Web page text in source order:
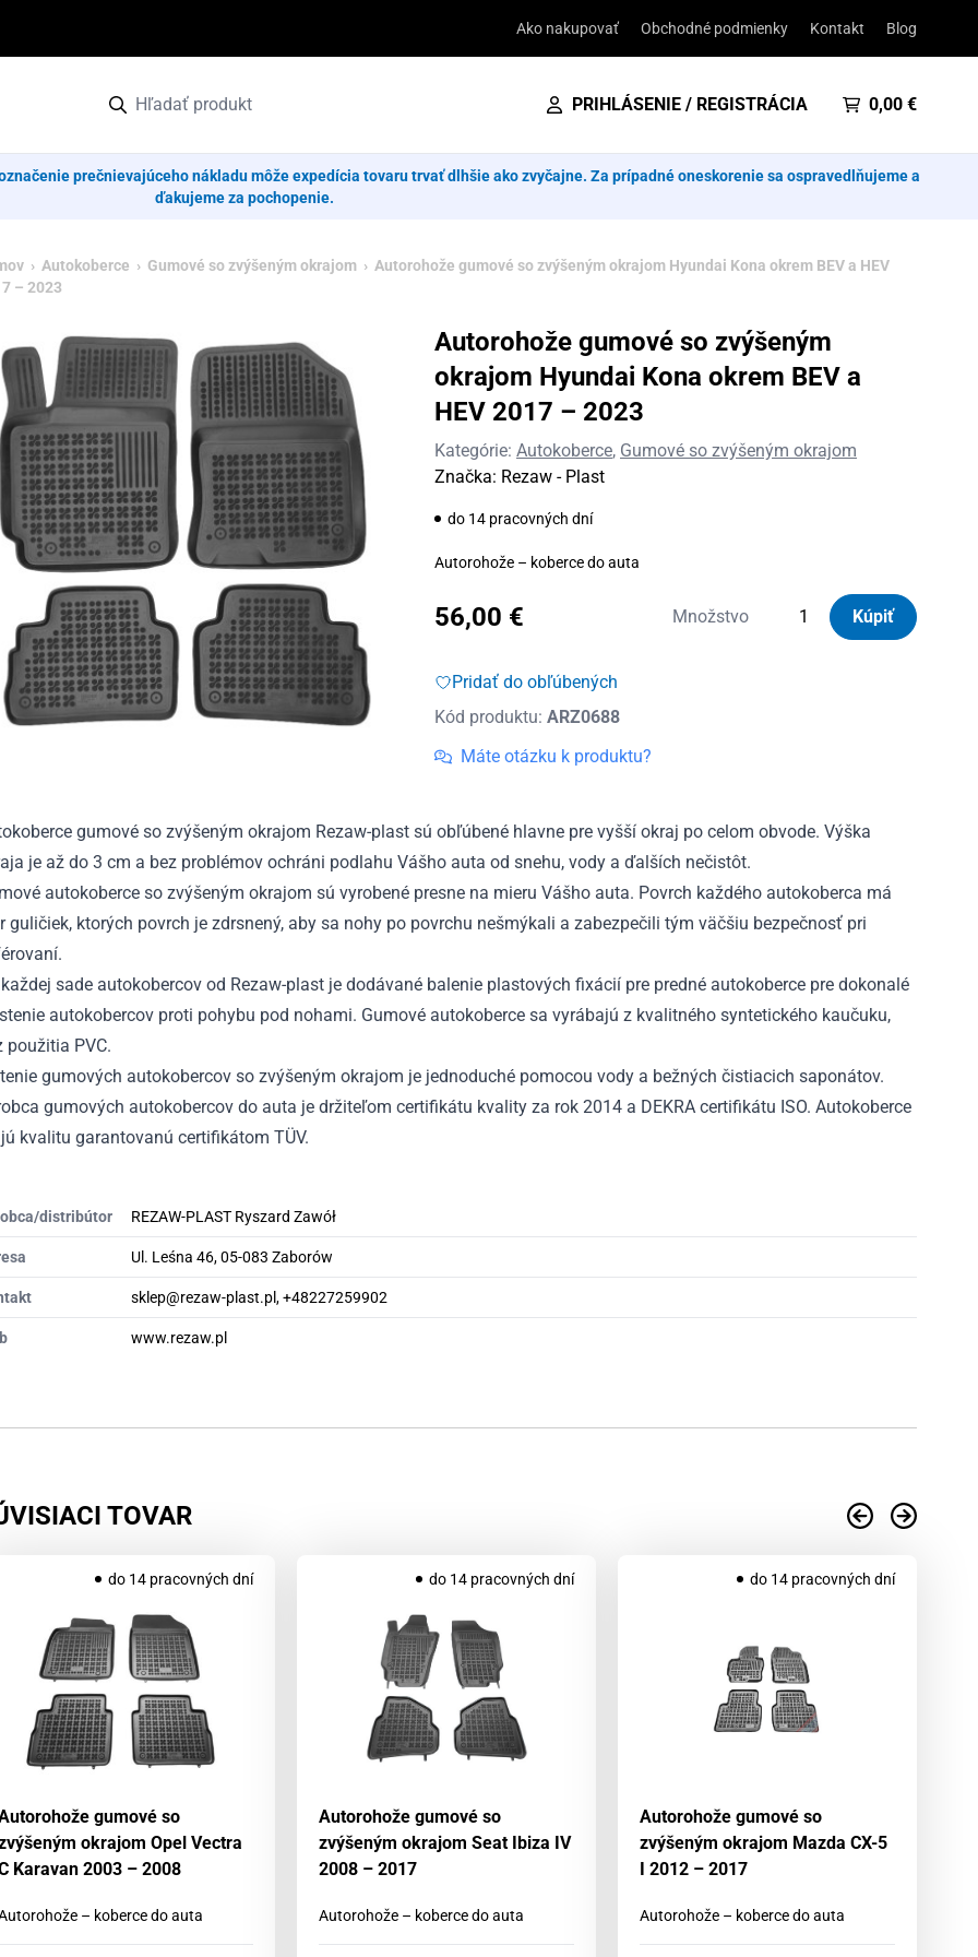
Ako nakupovať Obchodné podmienky Kontakt Blog
PRIHLÁSENIE / REGISTRÁCIA 0,00 €
prečnievajúceho nákladu môže expedícia tovaru trvať dlhšie ako zvyčajne. Za prípadné oneskorenie sa ospravedlňujeme a
ďakujeme za pochopenie.
› Autokoberce › Gumové so zvýšeným okrajom › Autorohože gumové so zvýšeným okrajom Hyundai Kona okrem BEV a HEV
– 2023
Autorohože gumové so zvýšeným
okrajom Hyundai Kona okrem BEV a
HEV 2017 – 2023
Kategórie: Autokoberce, Gumové so zvýšeným okrajom
Značka: Rezaw - Plast
do 14 pracovných dní
Autorohože – koberce do auta
56,00 € Množstvo
množstvo
okrem
BEV
HEV
2017
2023
Kúpiť
Pridať do obľúbených
Kód produktu: ARZ0688
Máte otázku k produktu?
gumové so zvýšeným okrajom Rezaw-plast sú obľúbené hlavne pre vyšší okraj po celom obvode. Výška
je až do 3 cm a bez problémov ochráni podlahu Vášho auta od snehu, vody a ďalších nečistôt.
autokoberce so zvýšeným okrajom sú vyrobené presne na mieru Vášho auta. Povrch každého autokoberca má
guličiek, ktorých povrch je zdrsnený, aby sa nohy po povrchu nešmýkali a zabezpečili tým väčšiu bezpečnosť pri
sade autokobercov od Rezaw-plast je dodávané balenie plastových fixácií pre predné autokoberce pre dokonalé
autokobercov proti pohybu pod nohami. Gumové autokoberce sa vyrábajú z kvalitného syntetického kaučuku,
použitia PVC.
gumových autokobercov so zvýšeným okrajom je jednoduché pomocou vody a bežných čistiacich saponátov.
gumových autokobercov do auta je držiteľom certifikátu kvality za rok 2014 a DEKRA certifikátu ISO. Autokoberce
kvalitu garantovanú certifikátom TÜV.
distribútor REZAW-PLAST Ryszard Zawół
Ul. Leśna 46, 05-083 Zaborów
sklep@rezaw-plast.pl, +48227259902
www.rezaw.pl
TOVAR
do 14 pracovných dní
gumové so
okrajom Opel Vectra
Karavan 2003 – 2008
– koberce do auta
do 14 pracovných dní
Autorohože gumové so
zvýšeným okrajom Seat Ibiza IV
2008 – 2017
Autorohože – koberce do auta
do 14 pracovných dní
Autorohože gumové so
zvýšeným okrajom Mazda CX-5
I 2012 – 2017
Autorohože – koberce do auta